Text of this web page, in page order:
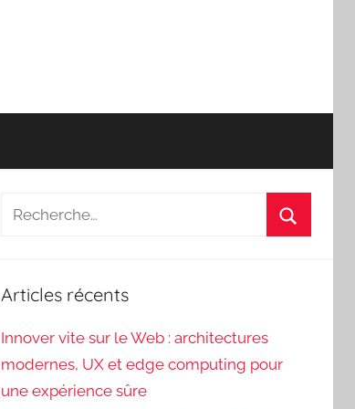
Recherche
Articles récents
Innover vite sur le Web : architectures
modernes, UX et edge computing pour
une expérience sûre